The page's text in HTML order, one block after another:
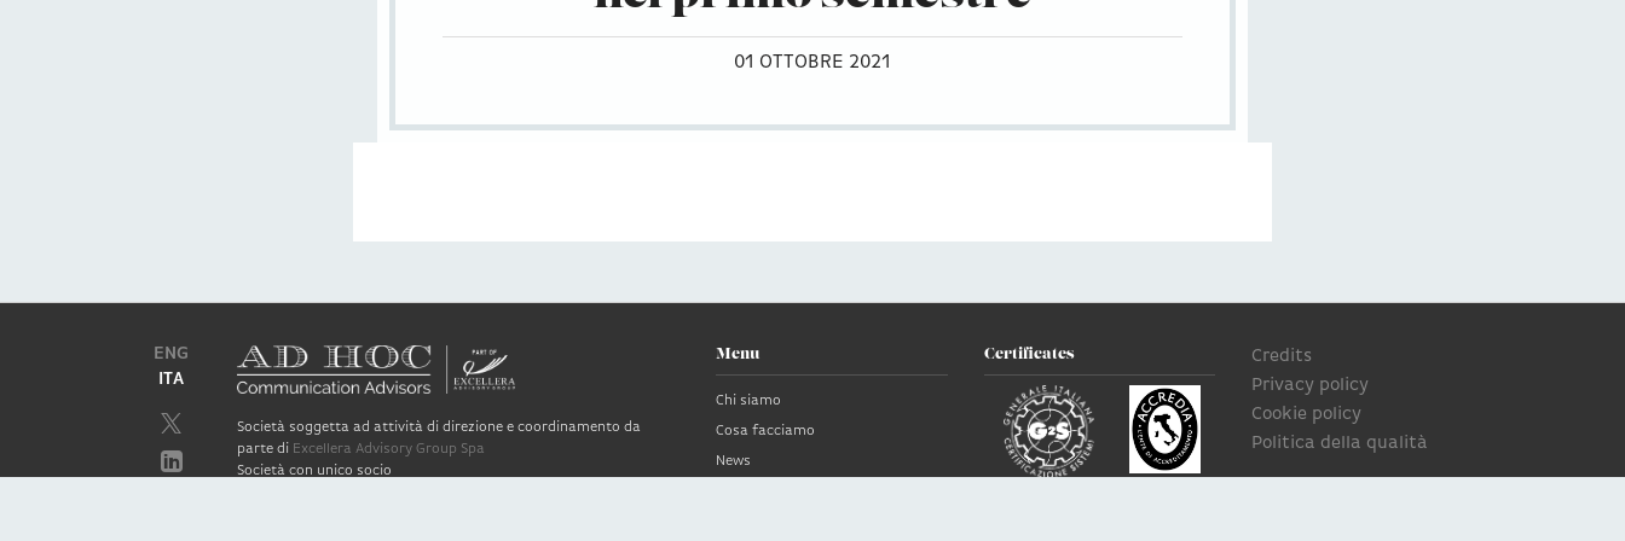
01 OTTOBRE 2021
ENG
ITA
Società soggetta ad attività di direzione e coordinamento da
parte di Excellera Advisory Group Spa
Società con unico socio
Menu
Chi siamo
Cosa facciamo
News
Certificates
Credits
Privacy policy
Cookie policy
Politica della qualità